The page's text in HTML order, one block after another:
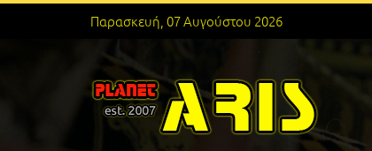
Παρασκευή, 07 Αυγούστου 2026